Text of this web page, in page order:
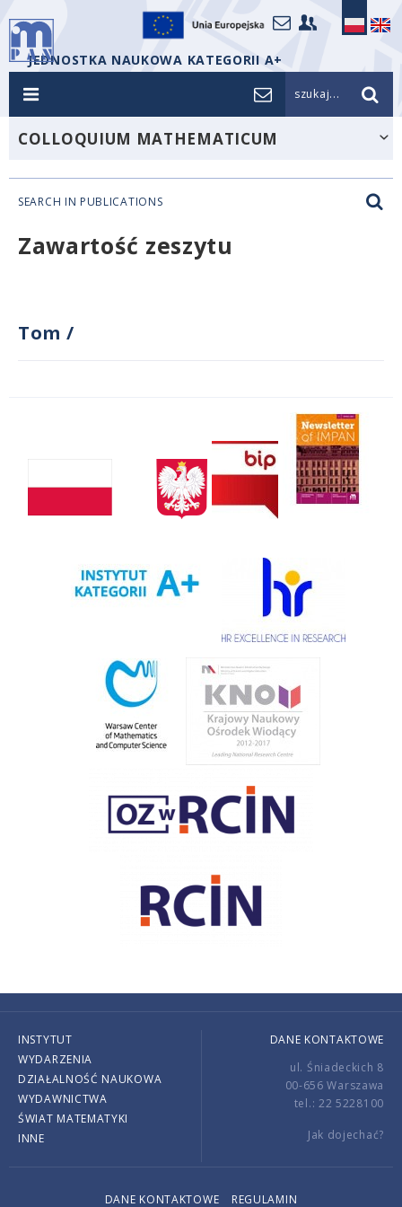
JEDNOSTKA NAUKOWA KATEGORII A+
szukaj...
COLLOQUIUM MATHEMATICUM
SEARCH IN PUBLICATIONS
Zawartość zeszytu
Tom /
INSTYTUT
WYDARZENIA
DZIAŁALNOŚĆ NAUKOWA
WYDAWNICTWA
ŚWIAT MATEMATYKI
INNE
DANE KONTAKTOWE
ul. Śniadeckich 8
00-656 Warszawa
tel.: 22 5228100
Jak dojechać?
DANE KONTAKTOWE REGULAMIN